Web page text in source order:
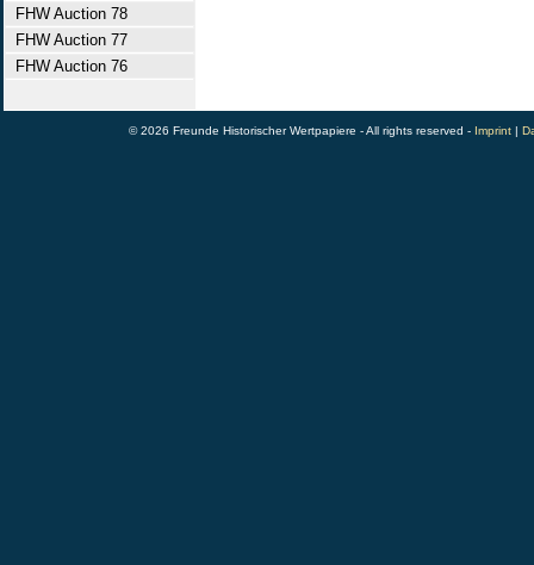
FHW Auction 78
FHW Auction 77
FHW Auction 76
© 2026 Freunde Historischer Wertpapiere - All rights reserved - Imprint |